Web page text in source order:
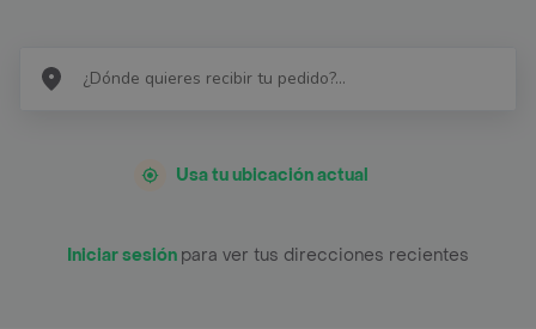
Usa tu ubicación actual
Iniciar sesión para ver tus direcciones recientes